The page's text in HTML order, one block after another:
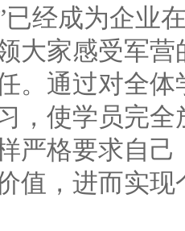
已经成为企业
大家感受军
。通过对全
，使学员完
严格要求自
值，进而实现